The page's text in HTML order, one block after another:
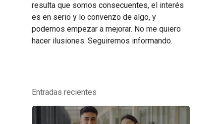
resulta que somos consecuentes, el interés
es en serio y lo convenzo de algo, y
podemos empezar a mejorar. No me quiero
hacer ilusiones. Seguiremos informando.
Entradas recientes